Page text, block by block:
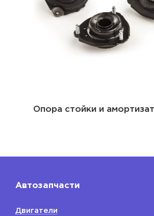
Опора стойки и амортизатора
Автозапчасти
Двигатели